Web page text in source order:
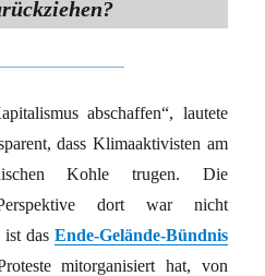
abschaffen“, lautete
dass Klimaaktivisten am
Kohle trugen. Die
Perspektive dort war nicht
das Ende-Gelände-Bündnis
mitorganisiert hat, von